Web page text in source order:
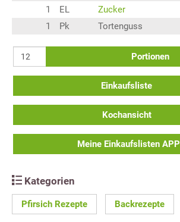
1
EL
Zucker
1
Pk Tortenguss
Portionen
Einkaufsliste
Kochansicht
Meine Einkaufslisten APP
Kategorien
Pfirsich Rezepte Backrezepte